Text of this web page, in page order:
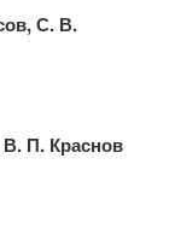
С. В.
П. Краснов